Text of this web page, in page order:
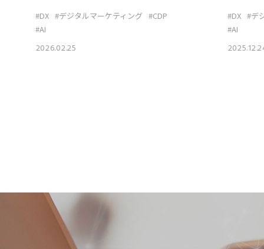
#DX #デジタルマーケティング #CDP
#AI
2026.02.25
#DX #デ
#AI